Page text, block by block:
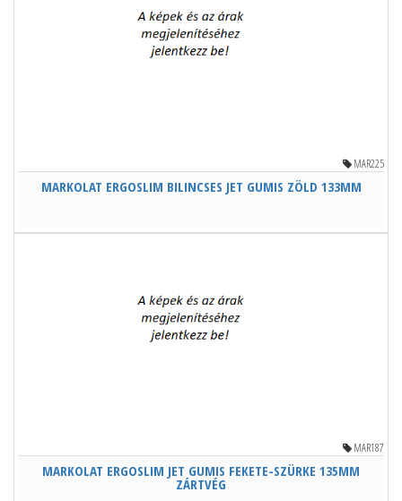
MAR225
MARKOLAT ERGOSLIM BILINCSES JET GUMIS ZÖLD 133MM
MAR187
MARKOLAT ERGOSLIM JET GUMIS FEKETE-SZÜRKE 135MM
ZÁRTVÉG